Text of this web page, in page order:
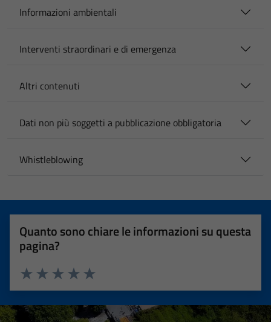
Informazioni ambientali
Interventi straordinari e di emergenza
Altri contenuti
Dati non più soggetti a pubblicazione obbligatoria
Whistleblowing
Quanto sono chiare le informazioni su questa
pagina?
Valuta 5 stelle su 5
Valuta 4 stelle su 5
Valuta 3 stelle su 5
Valuta 2 stelle su 5
Valuta 1 stelle su 5